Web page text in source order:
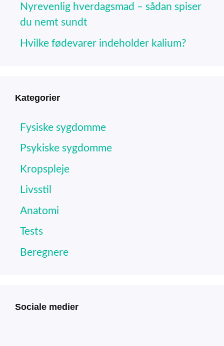
Nyrevenlig hverdagsmad – sådan spiser
du nemt sundt
Hvilke fødevarer indeholder kalium?
Kategorier
Fysiske sygdomme
Psykiske sygdomme
Kropspleje
Livsstil
Anatomi
Tests
Beregnere
Sociale medier